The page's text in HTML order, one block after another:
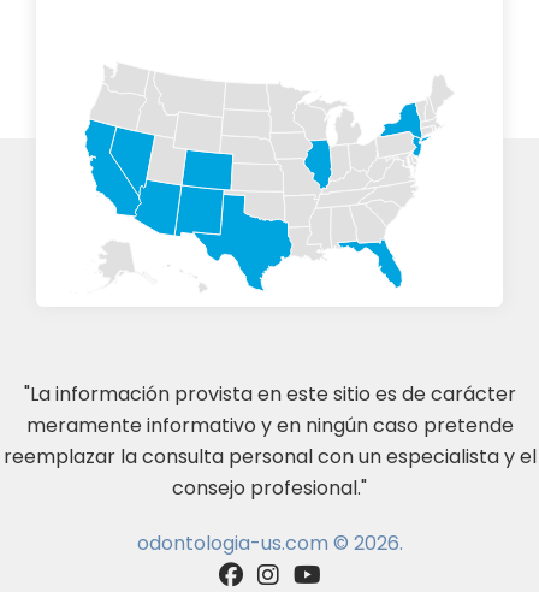
"La información provista en este sitio es de carácter
meramente informativo y en ningún caso pretende
reemplazar la consulta personal con un especialista y el
consejo profesional."
odontologia-us.com © 2026.